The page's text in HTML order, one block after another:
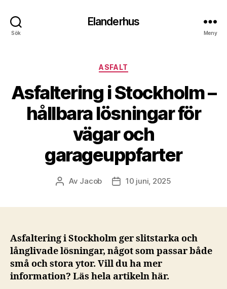
Sök
Elanderhus
Meny
Kategorier
ASFALT
Asfaltering i Stockholm –
hållbara lösningar för
vägar och
garageuppfarter
Inläggsförfattare
Av Jacob Inläggsdatum
10 juni, 2025
Asfaltering i Stockholm ger slitstarka och
långlivade lösningar, något som passar både
små och stora ytor. Vill du ha mer
information? Läs hela artikeln här.